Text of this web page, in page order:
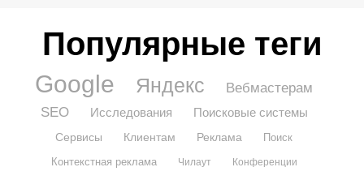
Популярные теги
Google Яндекс
Вебмастерам
SEO
Исследования Поисковые системы
Сервисы Клиентам Реклама
Поиск
Контекстная реклама
Чилаут Конференции